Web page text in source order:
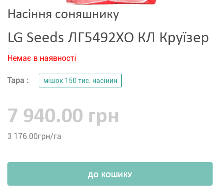
Насіння соняшнику
LG Seeds ЛГ5492ХО КЛ Круїзер
Немає в наявності
Тара : мішок 150 тис. насінин
7 940.00 грн
3 176.00грн/га
ДО КОШИКУ